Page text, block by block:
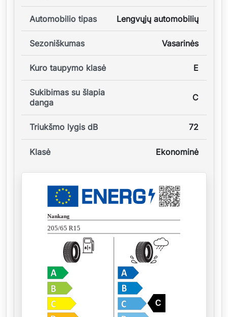
Automobilio tipas Lengvųjų automobilių
Sezoniškumas Vasarinės
Kuro taupymo klasė E
Sukibimas su šlapia
danga
C
Triukšmo lygis dB 72
Klasė Ekonominė
Nankang
205/65 R15
C